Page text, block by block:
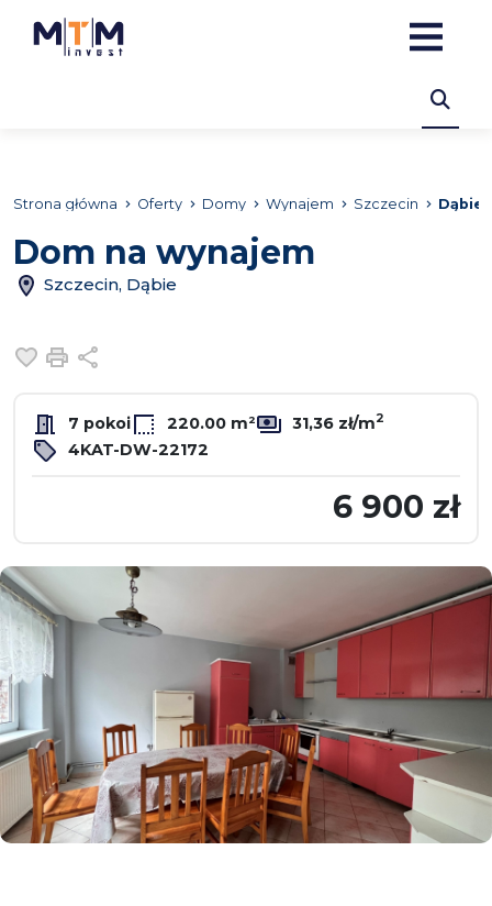
Strona główna Oferty Domy Wynajem Szczecin Dąbie
Dom na wynajem
Szczecin, Dąbie
Dodaj do ulubionych
Drukuj
7 pokoi 220.00 m² 31,36 zł/m2
4KAT-DW-22172
6 900 zł